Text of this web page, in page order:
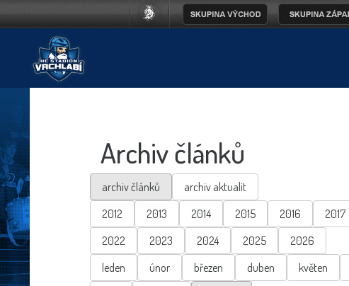
Archiv článků
archiv článků
archiv aktualit
2012
2013 2014 2015 2016 2017
2022
2023 2024 2025
2026
leden
únor březen duben květen